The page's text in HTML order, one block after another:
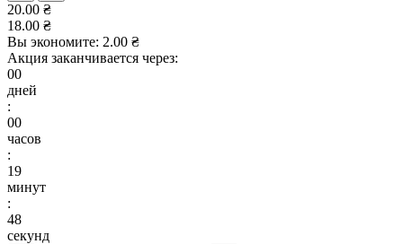
20.00 ₴
18.00 ₴
Вы экономите: 2.00 ₴
Акция заканчивается через:
00
дней
:
00
часов
:
19
минут
:
47
секунд